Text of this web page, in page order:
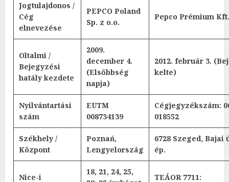
Jogtulajdonos /
Cég
elnevezése
PEPCO Poland
Sp. z o.o.
Pepco Prémium Kft.
Oltalmi /
Bejegyzési
hatály kezdete
2009.
december 4.
(Elsőbbség
napja)
2012. február 3.
kelte)
Nyilvántartási
szám
EUTM
008734139
Cégjegyzékszám:
018552
Székhely /
Központ
Poznań,
Lengyelország
6728 Szeged, Bajai
ép.
Nice-i
18, 21, 24, 25,
TEÁOR 7711: